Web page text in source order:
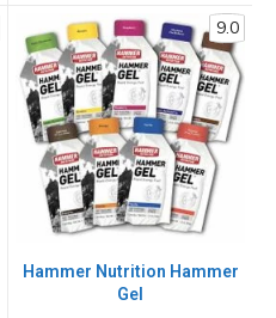
9.0
Hammer Nutrition Hammer
Gel